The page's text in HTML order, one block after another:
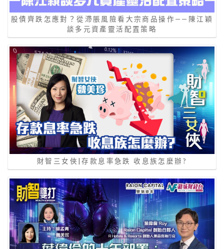
股債齊跌怎應對？從滯脹風險看大宗商品操作——陳江穎
談多元資產靈活配置策略
財智三女俠|存款息率急跌 收息族怎麼辦?